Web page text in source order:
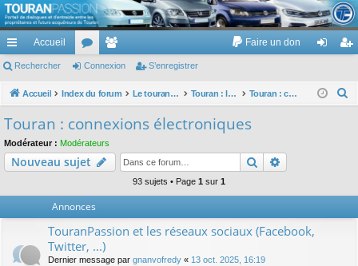
TouranPassion
Le forum des propriétaires ou futurs acquéreurs du Volkswagen Touran
cc
ès
pi
de
Accueil
or
u
e
m
Faire un don
ne nr
Rechercher Connexion S’enregistrer
Accueil Index du forum Le touran dans ses versions I (V1 V2 V3) et II ... Touran : les équipements électriques et électroniques Touran : connexions électroniques
c
Touran : connexions électroniques
Modérateur : Modérateurs
Nouveau sujet Rechercher
93 sujets • Page 1 sur 1
Annonces
TouranPassion et les réseaux sociaux (Facebook,
Twitter, ...)
Dernier message par gnanvofredy « 13 oct. 2025, 16:19